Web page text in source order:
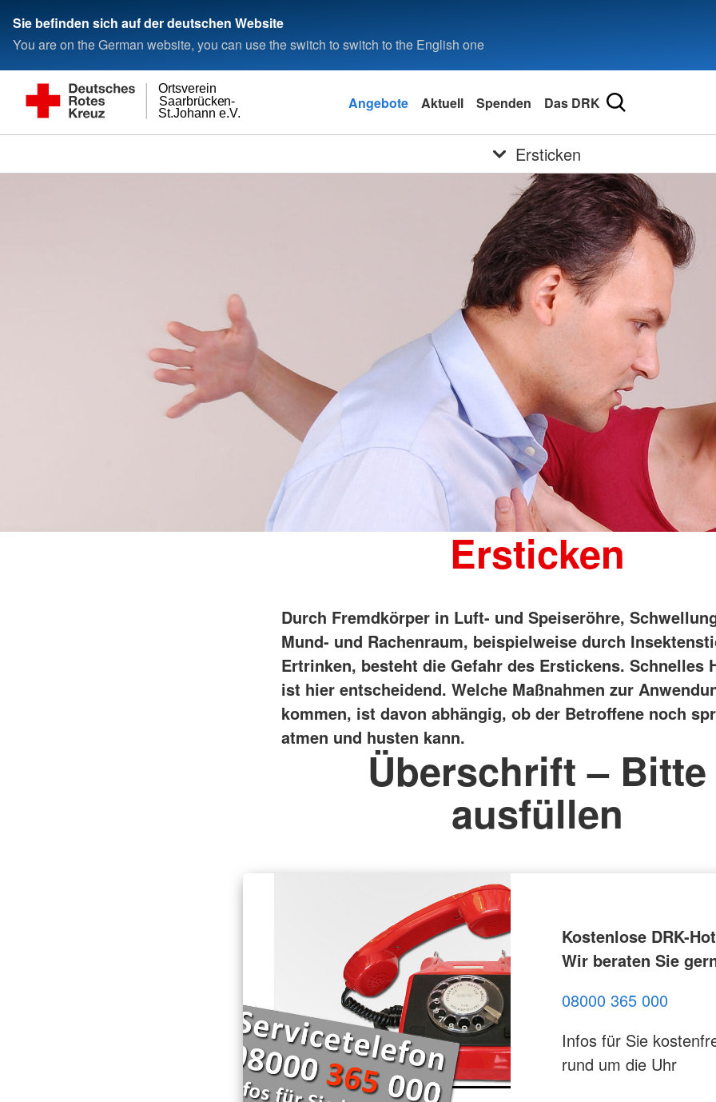
Sie befinden sich auf der deutschen Website
You are on the German website, you can use the switch to switch to the English one
St.Johann e.V.
Saarbrücken-
Ortsverein
Angebote Aktuell Spenden Das DRK
Ersticken
Ersticken
Durch Fremdkörper in Luft- und Speiseröhre,
Mund- und Rachenraum, beispielweise durch
Ertrinken, besteht die Gefahr des Erstickens. Schnelles
ist hier entscheidend. Welche Maßnahmen zur
kommen, ist davon abhängig, ob der Betroffene noch
atmen und husten kann.
Überschrift – Bitte
ausfüllen
Kostenlose DRK-
Wir beraten Sie
08000 365 000
Infos für Sie
rund um die Uhr